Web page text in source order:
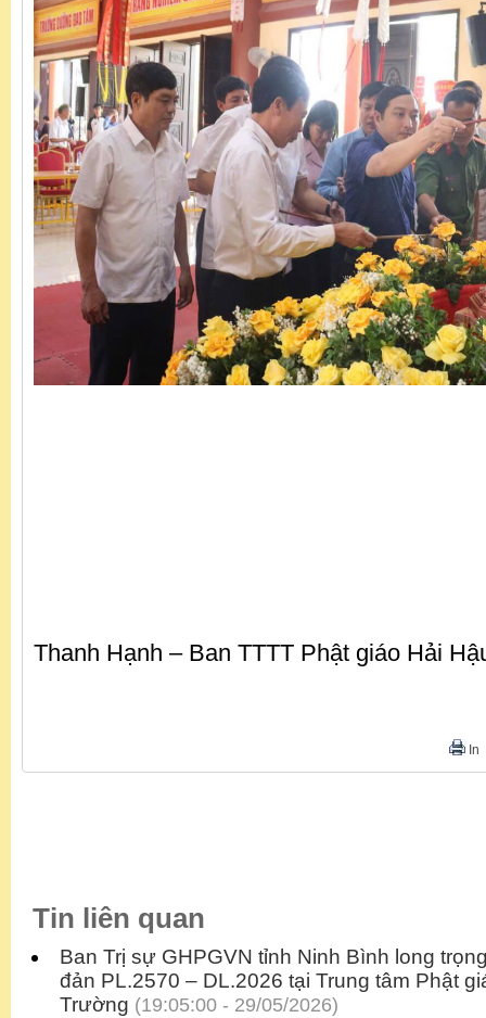
Thanh Hạnh – Ban TTTT Phật giáo Hải
In
Tin liên quan
Ban Trị sự GHPGVN tỉnh Ninh Bình long
đản PL.2570 – DL.2026 tại Trung tâm Phật
Trường (19:05:00 - 29/05/2026)